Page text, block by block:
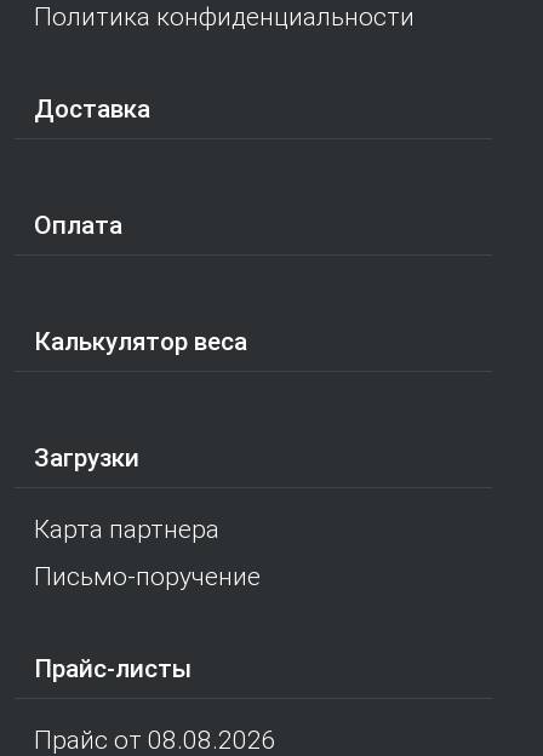
Политика конфиденциальности
Доставка
Оплата
Калькулятор веса
Загрузки
Карта партнера
Письмо-поручение
Прайс-листы
Прайс от 08.08.2026